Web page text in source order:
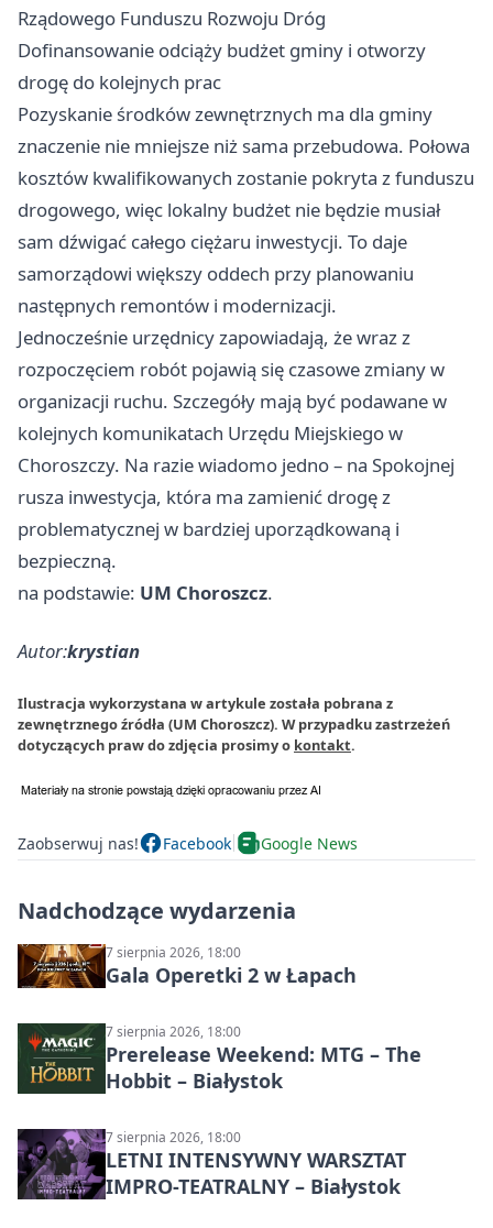
Rządowego Funduszu Rozwoju Dróg
Dofinansowanie odciąży budżet gminy i otworzy
drogę do kolejnych prac
Pozyskanie środków zewnętrznych ma dla gminy
znaczenie nie mniejsze niż sama przebudowa. Połowa
kosztów kwalifikowanych zostanie pokryta z funduszu
drogowego, więc lokalny budżet nie będzie musiał
sam dźwigać całego ciężaru inwestycji. To daje
samorządowi większy oddech przy planowaniu
następnych remontów i modernizacji.
Jednocześnie urzędnicy zapowiadają, że wraz z
rozpoczęciem robót pojawią się czasowe zmiany w
organizacji ruchu. Szczegóły mają być podawane w
kolejnych komunikatach Urzędu Miejskiego w
Choroszczy. Na razie wiadomo jedno – na Spokojnej
rusza inwestycja, która ma zamienić drogę z
problematycznej w bardziej uporządkowaną i
bezpieczną.
na podstawie: UM Choroszcz.
Autor:krystian
Ilustracja wykorzystana w artykule została pobrana z
zewnętrznego źródła (UM Choroszcz). W przypadku zastrzeżeń
dotyczących praw do zdjęcia prosimy o kontakt.
Zaobserwuj nas! Facebook Google News
Nadchodzące wydarzenia
7 sierpnia 2026, 18:00
Gala Operetki 2 w Łapach
7 sierpnia 2026, 18:00
Prerelease Weekend: MTG – The
Hobbit – Białystok
7 sierpnia 2026, 18:00
LETNI INTENSYWNY WARSZTAT
IMPRO-TEATRALNY – Białystok